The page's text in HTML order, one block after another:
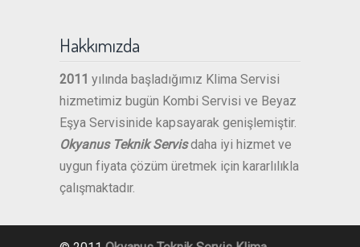
Hakkımızda
2011 yılında başladığımız Klima Servisi
hizmetimiz bugün Kombi Servisi ve Beyaz
Eşya Servisinide kapsayarak genişlemiştir.
Okyanus Teknik Servisdaha iyi hizmet ve
uygun fiyata çözüm üretmek için kararlılıkla
çalışmaktadır.